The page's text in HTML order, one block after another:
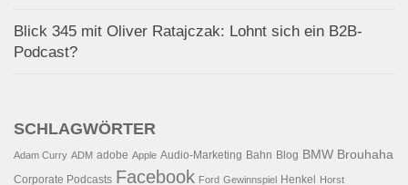
Blick 345 mit Oliver Ratajczak: Lohnt sich ein B2B-
Podcast?
SCHLAGWÖRTER
Adam Curry ADM adobe Apple Audio-Marketing Bahn Blog BMW Brouhaha
Corporate Podcasts Facebook Ford Gewinnspiel Henkel Horst